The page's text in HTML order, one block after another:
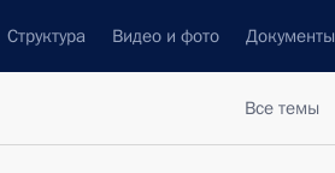
Структура Видео и фото Документы
Все темы